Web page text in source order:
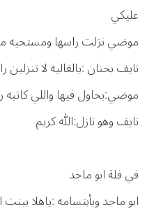
عليكي
موضي نزلت راسها ومستحيه
نايف بحنان :يالغاليه لا
موضي:بحاول فيها واللي
نايف وهو نازل:الله كريم
في فلة ابو ماجد
ابو ماجد وبأبتسامه :ياهلا ببنت